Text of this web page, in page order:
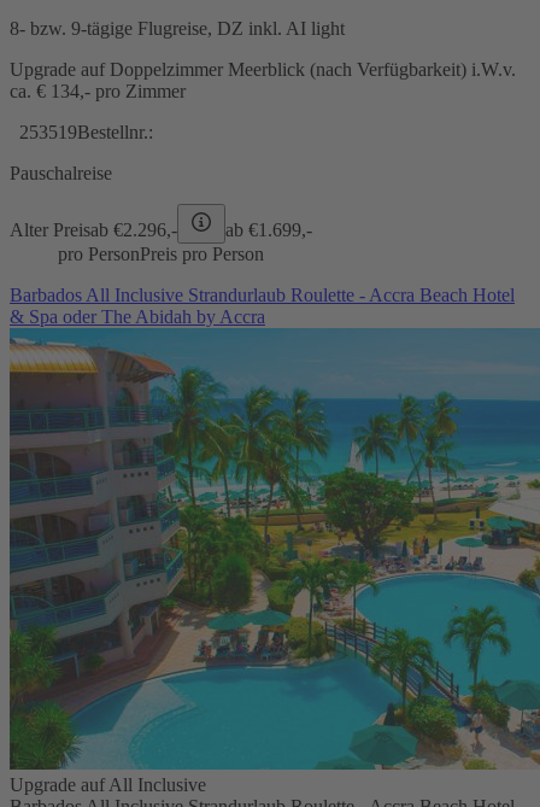
8- bzw. 9-tägige Flugreise, DZ inkl. AI light
Upgrade auf Doppelzimmer Meerblick (nach Verfügbarkeit) i.W.v.
ca. € 134,- pro Zimmer
253519Bestellnr.:
Pauschalreise
Alter Preisab €2.296,- ab €1.699,-
pro PersonPreis pro Person
Barbados All Inclusive Strandurlaub Roulette - Accra Beach Hotel
& Spa oder The Abidah by Accra
Upgrade auf All Inclusive